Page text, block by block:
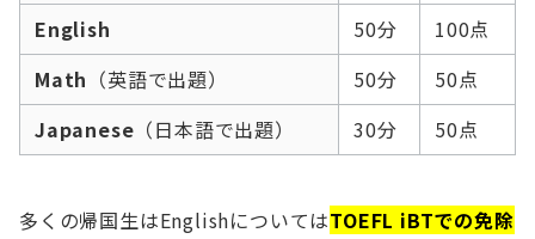
English
50分
100点
Math （英語で出題） 50分
50点
Japanese （日本語で出題） 30分 50点
多くの帰国生はEnglishについてはTOEFL iBTでの免除